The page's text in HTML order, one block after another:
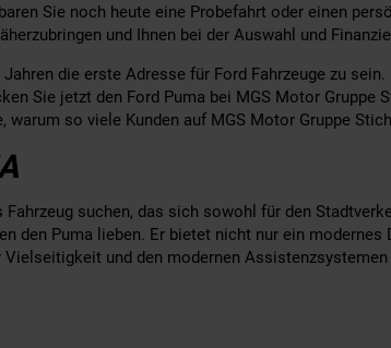
Sie noch heute eine Probefahrt oder einen
und Ihnen bei der Auswahl und
die erste Adresse für Ford Fahrzeuge zu
Sie jetzt den Ford Puma bei MGS Motor Gruppe
so viele Kunden auf MGS Motor Gruppe
suchen, das sich sowohl für den
den Puma lieben. Er bietet nicht nur ein
und den modernen